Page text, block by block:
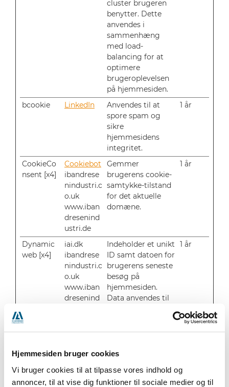
Hjemmesiden bruger cookies
Vi bruger cookies til at tilpasse vores indhold og
annoncer, til at vise dig funktioner til sociale medier og til
cluster brugeren
benytter. Dette
anvendes i
sammenhæng
med load-
balancing for at
optimere
brugeroplevelsen
på hjemmesiden.
bcookie LinkedIn
Anvendes til at
spore spam og
sikre
hjemmesidens
integritet.
1 år
CookieCo
nsent [x4]
Cookiebot
ibandrese
nindustri.c
o.uk
www.iban
dresenind
ustri.de
Gemmer
brugerens cookie-
samtykke-tilstand
for det aktuelle
domæne.
1 år
Dynamic
web [x4]
iai.dk
ibandrese
nindustri.c
o.uk
www.iban
dresenind
dresenind
Indeholder et unikt
ID samt datoen for
brugerens seneste
besøg på
hjemmesiden.
Data anvendes til
tilbagevendende
personalisere
indhold samt føre
statistik.
1 år